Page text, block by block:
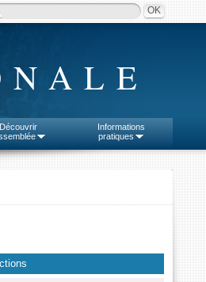
Découvrir
Informations
pratiques